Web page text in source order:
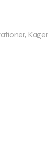
, Kager